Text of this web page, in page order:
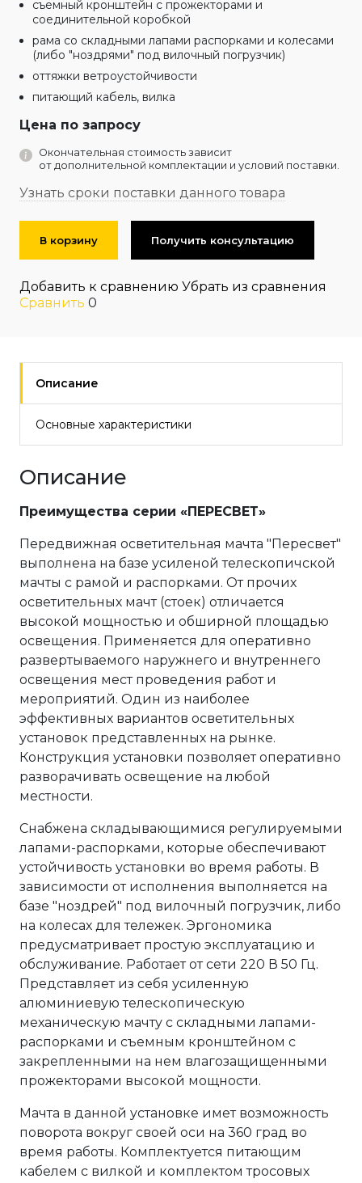
съемный кронштейн с прожекторами и
соединительной коробкой
рама со складными лапами распорками и колесами
(либо "ноздрями" под вилочный погрузчик)
оттяжки ветроустойчивости
питающий кабель, вилка
Цена по запросу
Окончательная стоимость зависит
от дополнительной комплектации и условий поставки.
Узнать сроки поставки данного товара
В корзину Получить консультацию
Добавить к сравнению Убрать из сравнения
Сравнить 0
Описание
Основные характеристики
Описание
Преимущества серии «ПЕРЕСВЕТ»
Передвижная осветительная мачта "Пересвет"
выполнена на базе усиленой телескопичской
мачты с рамой и распорками. От прочих
осветительных мачт (стоек) отличается
высокой мощностью и обширной площадью
освещения. Применяется для оперативно
развертываемого наружнего и внутреннего
освещения мест проведения работ и
мероприятий. Один из наиболее
эффективных вариантов осветительных
установок представленных на рынке.
Конструкция установки позволяет оперативно
разворачивать освещение на любой
местности.
Снабжена складывающимися регулируемыми
лапами-распорками, которые обеспечивают
устойчивость установки во время работы. В
зависимости от исполнения выполняется на
базе "ноздрей" под вилочный погрузчик, либо
на колесах для тележек. Эргономика
предусматривает простую эксплуатацию и
обслуживание. Работает от сети 220 В 50 Гц.
Представляет из себя усиленную
алюминиевую телескопическую
механическую мачту с складными лапами-
распорками и съемным кронштейном с
закрепленными на нем влагозащищенными
прожекторами высокой мощности.
Мачта в данной установке имет возможность
поворота вокруг своей оси на 360 град во
время работы. Комплектуется питающим
кабелем с вилкой и комплектом тросовых